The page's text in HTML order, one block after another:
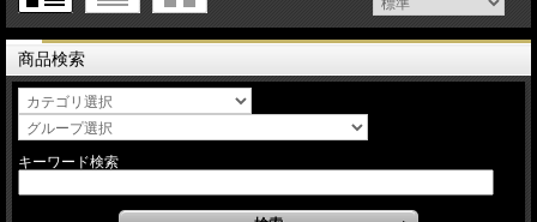
商品検索
キーワード検索